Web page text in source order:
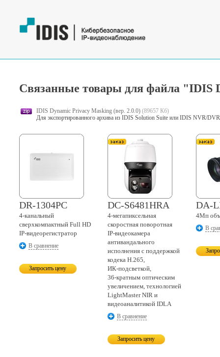
Связанные товары для файла "IDIS
IDIS Dynamic Privacy Masking (вер. 2.0.0) (89657 Кб)
Для экспортированного архива из IDIS Solution Suite или IDIS NVR/DVR
DR-1304PC
4-канальный
сверхкомпактный Full HD
IP-видеорегистратор
В сравнение
Запросить цену
DC-S6481HRA
4-мегапиксельная
скоростная поворотная
IP-видеокамера
антивандального
исполнения с поддержкой
кодека H.265,
ИК-подсветкой,
36-кратным оптическим
увеличением, технологией
LightMaster NIR и
видеоаналитикой IDLA
В сравнение
Запросить цену
DA-
4Мп
В